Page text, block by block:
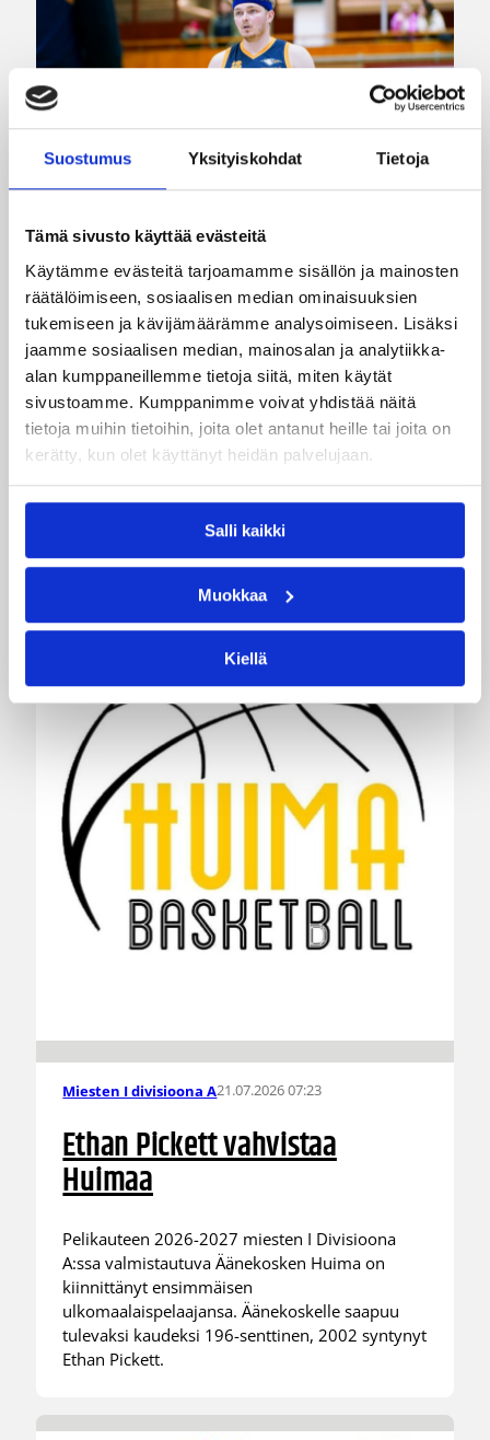
Suostumus Yksityiskohdat Tietoja
Tämä sivusto käyttää evästeitä
Käytämme evästeitä tarjoamamme sisällön ja mainosten
räätälöimiseen, sosiaalisen median ominaisuuksien
tukemiseen ja kävijämäärämme analysoimiseen. Lisäksi
jaamme sosiaalisen median, mainosalan ja analytiikka-
alan kumppaneillemme tietoja siitä, miten käytät
sivustoamme. Kumppanimme voivat yhdistää näitä
tietoja muihin tietoihin, joita olet antanut heille tai joita on
kerätty, kun olet käyttänyt heidän palvelujaan.
Salli kaikki
Muokkaa
Kiellä
Miesten I divisioona A24.07.2026 14:03
Miesten Divari A:ssa koko
joukko pelaajauutisia
Kokoonpanot miesten divisioonakaudelle 2026-
2027 ovat vahvistumassa hyvää vauhtia.
Pelaajasopimuksistaan tulevalle kaudelle ovat
viime päivinä ilmoittaneet mm. Torpan Pojat,
Äänekosken Huima, KaU Karkkila sekä Namika
Miesten I divisioona A21.07.2026 07:23
Ethan Pickett vahvistaa
Huimaa
Pelikauteen 2026-2027 miesten I Divisioona
A:ssa valmistautuva Äänekosken Huima on
kiinnittänyt ensimmäisen
ulkomaalaispelaajansa. Äänekoskelle saapuu
tulevaksi kaudeksi 196-senttinen, 2002 syntynyt
Ethan Pickett.